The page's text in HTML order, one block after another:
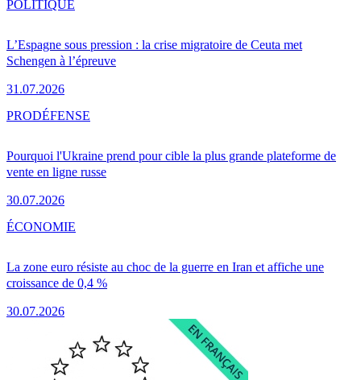
L’Espagne sous pression : la crise migratoire de Ceuta met
Schengen à l’épreuve
31.07.2026
POLITIQUE
Pourquoi l'Ukraine prend pour cible la plus grande plateforme de
vente en ligne russe
30.07.2026
PRODÉFENSE
La zone euro résiste au choc de la guerre en Iran et affiche une
croissance de 0,4 %
30.07.2026
ÉCONOMIE